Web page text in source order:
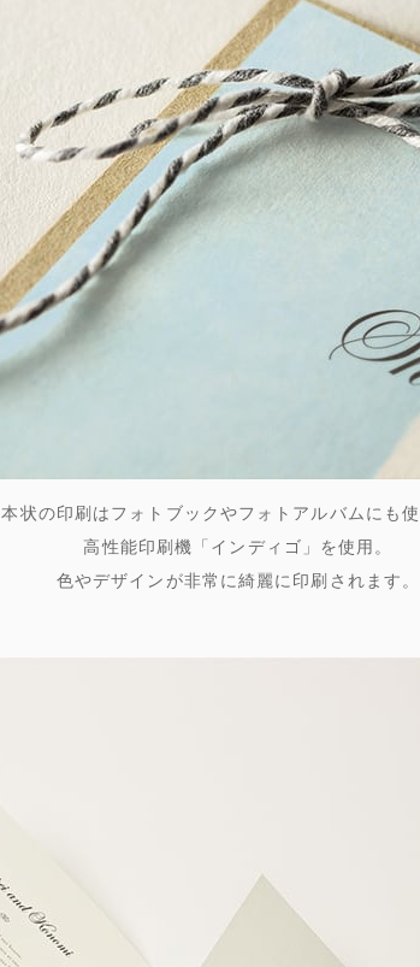
本状の印刷はフォトブックやフォトアルバムにも
高性能印刷機「インディゴ」を使用。
色やデザインが非常に綺麗に印刷されます。